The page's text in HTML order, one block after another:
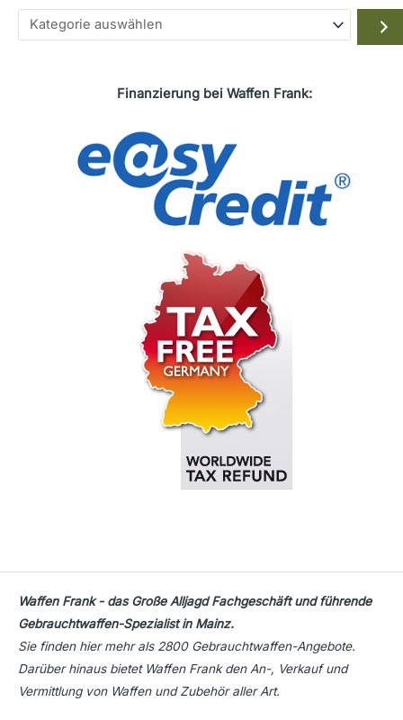
Kategorie
auswählen
Finanzierung bei Waffen Frank:
Waffen Frank - das Große Alljagd Fachgeschäft und führende
Gebrauchtwaffen-Spezialist in Mainz.
Sie finden hier mehr als 2800 Gebrauchtwaffen-Angebote.
Darüber hinaus bietet Waffen Frank den An-, Verkauf und
Vermittlung von Waffen und Zubehör aller Art.